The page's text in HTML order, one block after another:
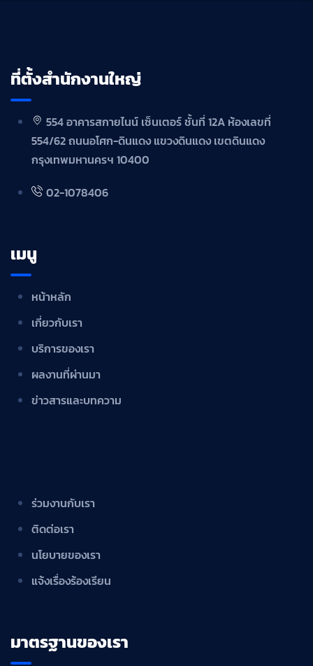
ที่ตั้งสำนักงานใหญ่
554 อาคารสกายไนน์ เซ็นเตอร์ ชั้นที่ 12A ห้องเลขที่
554/62 ถนนอโศก-ดินแดง แขวงดินแดง เขตดินแดง
กรุงเทพมหานครฯ 10400
02-1078406
เมนู
หน้าหลัก
เกี่ยวกับเรา
บริการของเรา
ผลงานที่ผ่านมา
ข่าวสารและบทความ
ร่วมงานกับเรา
ติดต่อเรา
นโยบายของเรา
แจ้งเรื่องร้องเรียน
มาตรฐานของเรา